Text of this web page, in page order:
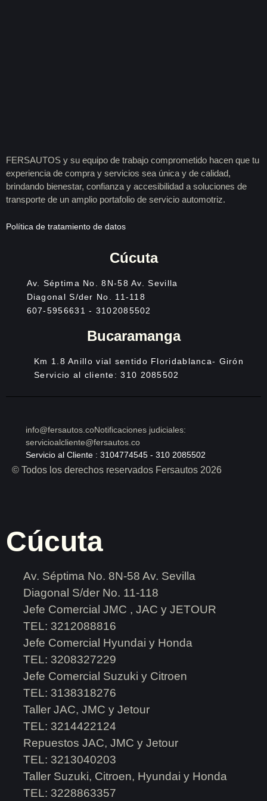
FERSAUTOS y su equipo de trabajo comprometido hacen que tu
experiencia de compra y servicios sea única y de calidad,
brindando bienestar, confianza y accesibilidad a soluciones de
transporte de un amplio portafolio de servicio automotriz.
Política de tratamiento de datos
Cúcuta
Av. Séptima No. 8N-58 Av. Sevilla
Diagonal S/der No. 11-118
607-5956631 - 3102085502
Bucaramanga
Km 1.8 Anillo vial sentido Floridablanca- Girón
Servicio al cliente: 310 2085502
info@fersautos.coNotificaciones judiciales:
servicioalcliente@fersautos.co
Servicio al Cliente : 3104774545 - 310 2085502
© Todos los derechos reservados Fersautos 2026
Cúcuta
Av. Séptima No. 8N-58 Av. Sevilla
Diagonal S/der No. 11-118
Jefe Comercial JMC , JAC y JETOUR
TEL: 3212088816
Jefe Comercial Hyundai y Honda
TEL: 3208327229
Jefe Comercial Suzuki y Citroen
TEL: 3138318276
Taller JAC, JMC y Jetour
TEL: 3214422124
Repuestos JAC, JMC y Jetour
TEL: 3213040203
Taller Suzuki, Citroen, Hyundai y Honda
TEL: 3228863357